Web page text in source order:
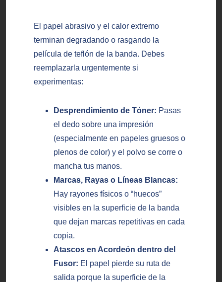
El papel abrasivo y el calor extremo
terminan degradando o rasgando la
película de teflón de la banda. Debes
reemplazarla urgentemente si
experimentas:
Desprendimiento de Tóner: Pasas
el dedo sobre una impresión
(especialmente en papeles gruesos o
plenos de color) y el polvo se corre o
mancha tus manos.
Marcas, Rayas o Líneas Blancas:
Hay rayones físicos o “huecos”
visibles en la superficie de la banda
que dejan marcas repetitivas en cada
copia.
Atascos en Acordeón dentro del
Fusor: El papel pierde su ruta de
salida porque la superficie de la